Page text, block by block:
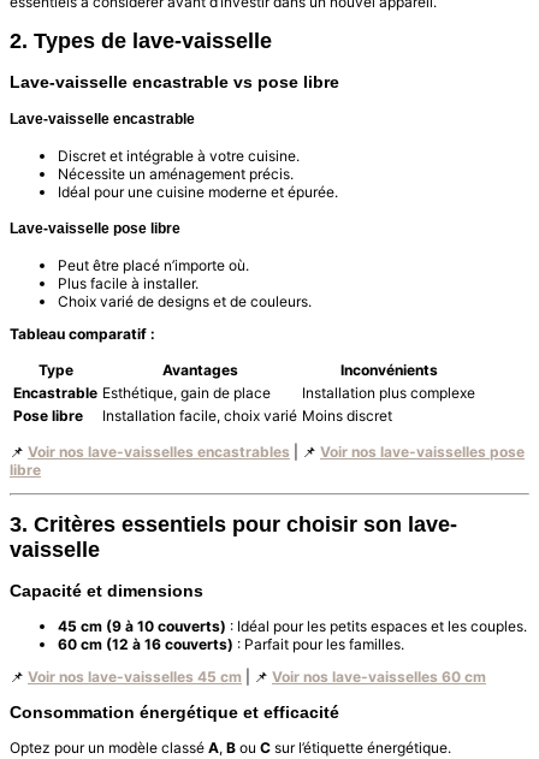
2. Types de lave-vaisselle
Lave-vaisselle encastrable vs pose libre
Lave-vaisselle encastrable
Discret et intégrable à votre cuisine.
Nécessite un aménagement précis.
Idéal pour une cuisine moderne et épurée.
Lave-vaisselle pose libre
Peut être placé n’importe où.
Plus facile à installer.
Choix varié de designs et de couleurs.
Tableau comparatif :
Type
Avantages
Inconvénients
Encastrable Esthétique, gain de place
Installation plus complexe
Pose libre
Installation facile, choix varié Moins discret
📌 Voir nos lave-vaisselles encastrables | 📌 Voir nos lave-vaisselles pose
libre
3. Critères essentiels pour choisir son lave-
vaisselle
Capacité et dimensions
45 cm (9 à 10 couverts) : Idéal pour les petits espaces et les couples.
60 cm (12 à 16 couverts) : Parfait pour les familles.
📌 Voir nos lave-vaisselles 45 cm | 📌 Voir nos lave-vaisselles 60 cm
Consommation énergétique et efficacité
Optez pour un modèle classé A, B ou C sur l’étiquette énergétique.